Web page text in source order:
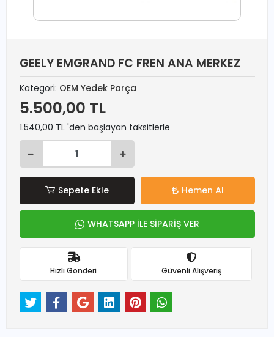
GEELY EMGRAND FC FREN ANA MERKEZ
Kategori: OEM Yedek Parça
5.500,00 TL
1.540,00 TL 'den başlayan taksitlerle
Sepete Ekle Hemen Al
WHATSAPP İLE SİPARİŞ VER
Hızlı Gönderi Güvenli Alışveriş